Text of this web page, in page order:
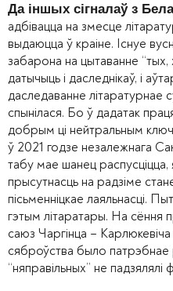
Да іншых сігналаў з
адбівацца на змесце
выдаюцца ў краіне. Існуе
забарона на цытаванне “тых,
датычыць і даследнікаў, і
даследаванне літаратурнае
спынілася. Бо ў дадатак
добрым ці нейтральным
ў 2021 годзе незалежнага
табу мае шанец распусціцца,
прысутнасць на радзіме
пісьменніцкае лаяльнасці.
гэтым літаратары. На сёння
саюз Чаргінца –
сяброўства было патрэбнае
“няправільных” не